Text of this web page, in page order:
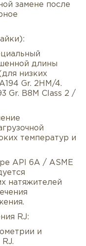
замене после
длины
низких
Gr. 2HM/4.
Gr. B8M Class 2 /
температур и
API 6A / ASME
натяжителей
RJ:
и